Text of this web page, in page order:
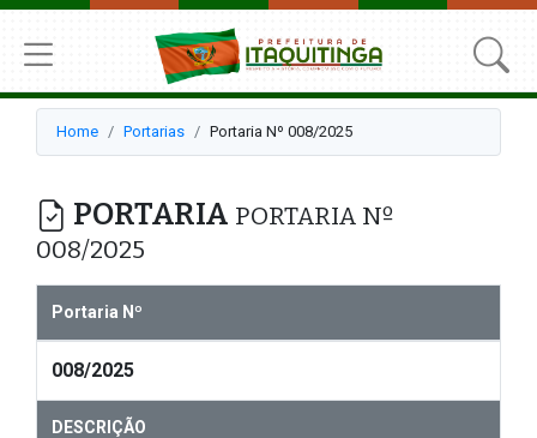
Home Portarias Portaria Nº 008/2025
PORTARIA PORTARIA Nº
008/2025
Portaria Nº
008/2025
DESCRIÇÃO